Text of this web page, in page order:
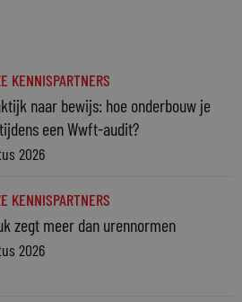
KENNISPARTNERS
naar bewijs: hoe onderbouw je
een Wwft-audit?
2026
KENNISPARTNERS
zegt meer dan urennormen
2026